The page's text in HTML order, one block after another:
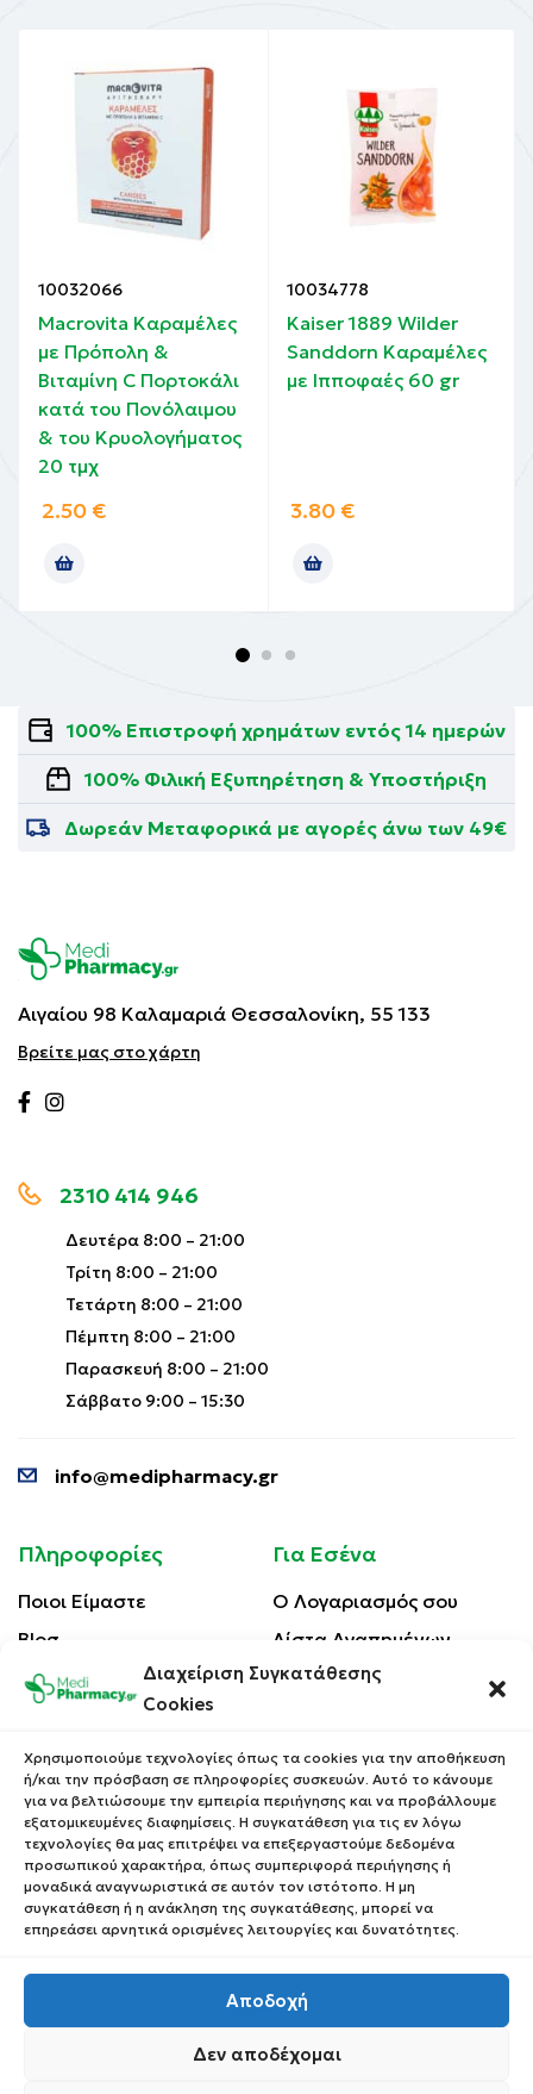
Διαχείριση Συγκατάθεσης
Cookies
Χρησιμοποιούμε τεχνολογίες όπως τα cookies για την αποθήκευση
ή/και την πρόσβαση σε πληροφορίες συσκευών. Αυτό το κάνουμε
για να βελτιώσουμε την εμπειρία περιήγησης και να προβάλλουμε
εξατομικευμένες διαφημίσεις. Η συγκατάθεση για τις εν λόγω
τεχνολογίες θα μας επιτρέψει να επεξεργαστούμε δεδομένα
προσωπικού χαρακτήρα, όπως συμπεριφορά περιήγησης ή
μοναδικά αναγνωριστικά σε αυτόν τον ιστότοπο. Η μη
συγκατάθεση ή η ανάκληση της συγκατάθεσης, μπορεί να
επηρεάσει αρνητικά ορισμένες λειτουργίες και δυνατότητες.
Αποδοχή
Δεν αποδέχομαι
10032066
Macrovita Καραμέλες
με Πρόπολη &
Βιταμίνη C Πορτοκάλι
κατά του Πονόλαιμου
& του Κρυολογήματος
20 τμχ
2.50 €
10034778
Kaiser 1889 Wilder
Sanddorn Καραμέλες
με Ιπποφαές 60 gr
3.80 €
100% Επιστροφή χρημάτων εντός 14 ημερών
100% Φιλική Εξυπηρέτηση & Υποστήριξη
Δωρεάν Μεταφορικά με αγορές άνω των 49€
Αιγαίου 98 Καλαμαριά Θεσσαλονίκη, 55 133
Βρείτε μας στο χάρτη
2310 414 946
Δευτέρα 8:00 – 21:00
Τρίτη 8:00 – 21:00
Τετάρτη 8:00 – 21:00
Πέμπτη 8:00 – 21:00
Παρασκευή 8:00 – 21:00
Σάββατο 9:00 – 15:30
info@medipharmacy.gr
Πληροφορίες
Ποιοι Είμαστε
Blog
Επικοινωνία
Πολιτική Απορρήτου
Τρόποι Αποστολής
Τρόποι Πληρωμής
Επιστροφές Προϊόντων
Για Εσένα
Ο Λογαριασμός σου
Λίστα Αγαπημένων
Οι Παραγγελίες σου
Κέρδισε Κουπόνι
Έκπτωσης